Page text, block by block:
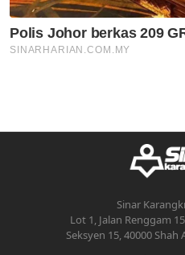
Sinar
Lot 1, Jalan Renggam
Seksyen 15, 40000 Shah